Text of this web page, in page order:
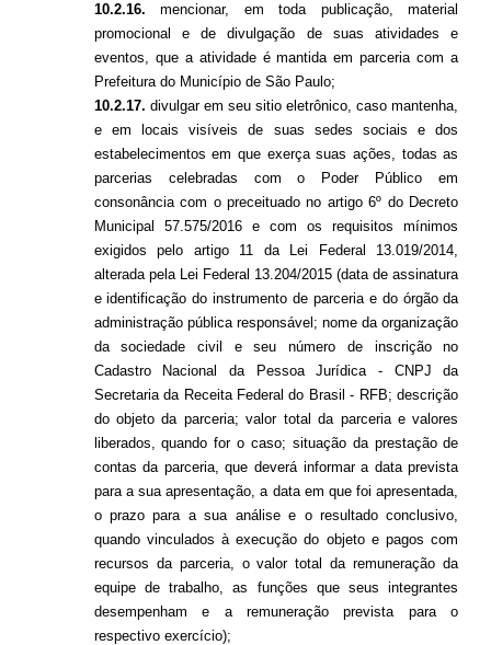
10.2.16. mencionar, em toda publicação, material
promocional e de divulgação de suas atividades e
eventos, que a atividade é mantida em parceria com a
Prefeitura do Município de São Paulo;
10.2.17. divulgar em seu sitio eletrônico, caso mantenha,
e em locais visíveis de suas sedes sociais e dos
estabelecimentos em que exerça suas ações, todas as
parcerias celebradas com o Poder Público em
consonância com o preceituado no artigo 6º do Decreto
Municipal 57.575/2016 e com os requisitos mínimos
exigidos pelo artigo 11 da Lei Federal 13.019/2014,
alterada pela Lei Federal 13.204/2015 (data de assinatura
e identificação do instrumento de parceria e do órgão da
administração pública responsável; nome da organização
da sociedade civil e seu número de inscrição no
Cadastro Nacional da Pessoa Jurídica - CNPJ da
Secretaria da Receita Federal do Brasil - RFB; descrição
do objeto da parceria; valor total da parceria e valores
liberados, quando for o caso; situação da prestação de
contas da parceria, que deverá informar a data prevista
para a sua apresentação, a data em que foi apresentada,
o prazo para a sua análise e o resultado conclusivo,
quando vinculados à execução do objeto e pagos com
recursos da parceria, o valor total da remuneração da
equipe de trabalho, as funções que seus integrantes
desempenham e a remuneração prevista para o
respectivo exercício);